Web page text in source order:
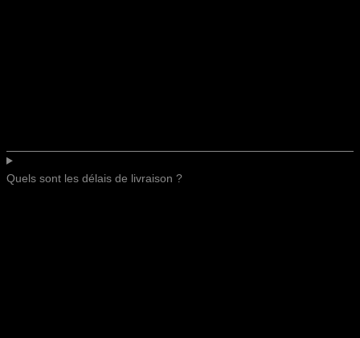
Quels sont les délais de livraison ?